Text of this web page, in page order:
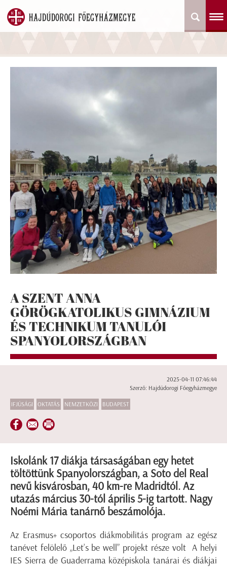
A SZENT ANNA
GÖRÖGKATOLIKUS GIMNÁZIUM
ÉS TECHNIKUM TANULÓI
SPANYOLORSZÁGBAN
2025-04-11 07:46:44
Szerző: Hajdúdorogi Főegyházmegye
IFJÚSÁGI OKTATÁS NEMZETKÖZI BUDAPEST
Iskolánk 17 diákja társaságában egy hetet
töltöttünk Spanyolországban, a Soto del Real
nevű kisvárosban, 40 km-re Madridtól. Az
utazás március 30-tól április 5-ig tartott. Nagy
Noémi Mária tanárnő beszámolója.
Az Erasmus+ csoportos diákmobilitás program az egész
tanévet felölelő „Let’s be well” projekt része volt A helyi
IES Sierra de Guaderrama középiskola tanárai és diákjai